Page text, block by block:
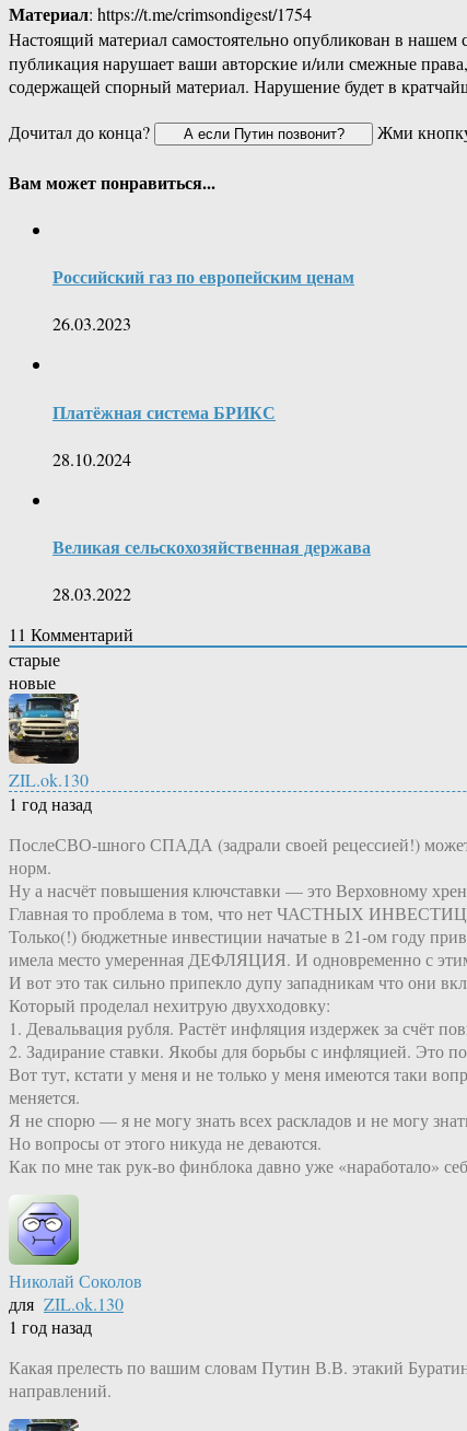
Материал: https://t.me/crimsondigest/1754
Настоящий материал самостоятельно опубликован в нашем
публикация нарушает ваши авторские и/или смежные
содержащей спорный материал. Нарушение будет в
Дочитал до конца?
Жми
Вам может понравиться...
Российский газ по европейским ценам
26.03.2023
Платёжная система БРИКС
28.10.2024
Великая сельскохозяйственная держава
28.03.2022
11 Комментарий
старые
новые
ZIL.ok.130
1 год назад
ПослеСВО-шного СПАДА (задрали своей рецессией!) может
норм.
Ну а насчёт повышения ключставки — это Верховному
Главная то проблема в том, что нет ЧАСТНЫХ
Только(!) бюджетные инвестиции начатые в 21-ом году
имела место умеренная ДЕФЛЯЦИЯ. И одновременно с этим
И вот это так сильно припекло дупу западникам что они
Который проделал нехитрую двухходовку:
1. Девальвация рубля. Растёт инфляция издержек за счёт
2. Задирание ставки. Якобы для борьбы с инфляцией. Это
Вот тут, кстати у меня и не только у меня имеются таки
меняется.
Я не спорю — я не могу знать всех раскладов и не могу
Но вопросы от этого никуда не деваются.
Как по мне так рук-во финблока давно уже «наработало»
Николай Соколов
для ZIL.ok.130
1 год назад
Какая прелесть по вашим словам Путин В.В. этакий
направлений.